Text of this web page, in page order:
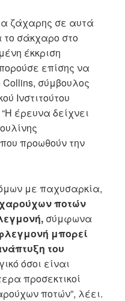
ζάχαρης σε αυτά
σάκχαρο στο
έκκριση
επίσης να
Collins, σύμβουλος
Ινστιτούτου
έρευνα δείχνει
προωθούν την
με παχυσαρκία,
ποτών
σύμφωνα
μπορεί
του
όσοι είναι
προσεκτικοί
ποτών”, λέει.